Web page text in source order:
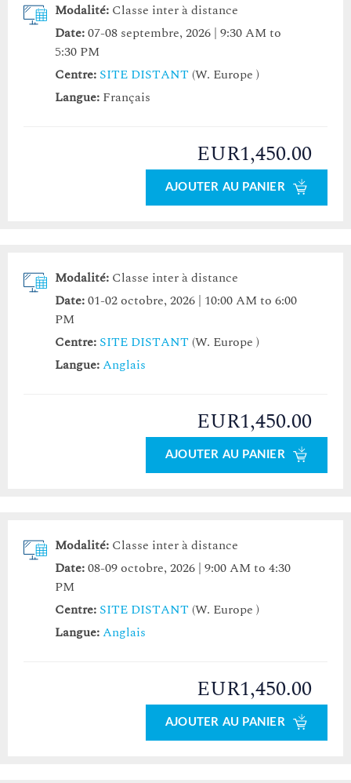
Modalité: Classe inter à distance
Date:07-08 septembre, 2026 | 9:30 AM to
5:30 PM
Centre: SITE DISTANT (W. Europe )
Langue: Français
EUR1,450.00
AJOUTER AU PANIER
Modalité: Classe inter à distance
Date:01-02 octobre, 2026 | 10:00 AM to 6:00
PM
Centre: SITE DISTANT (W. Europe )
Langue:Anglais
EUR1,450.00
AJOUTER AU PANIER
Modalité: Classe inter à distance
Date:08-09 octobre, 2026 | 9:00 AM to 4:30
PM
Centre: SITE DISTANT (W. Europe )
Langue:Anglais
EUR1,450.00
AJOUTER AU PANIER